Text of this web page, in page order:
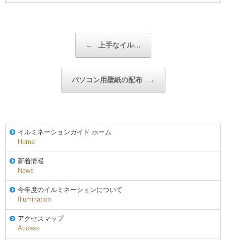
← 上手なイル…
パソコン用壁紙の配布 →
イルミネーションガイド ホーム
Home
新着情報
News
今年度のイルミネーションについて
Illumination
アクセスマップ
Access